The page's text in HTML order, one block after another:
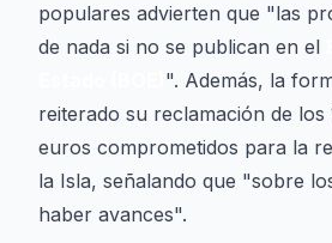
populares advierten que "las
de nada si no se publican en el
". Además, la
reiterado su reclamación de los
euros comprometidos para la
la Isla, señalando que "sobre
haber avances".